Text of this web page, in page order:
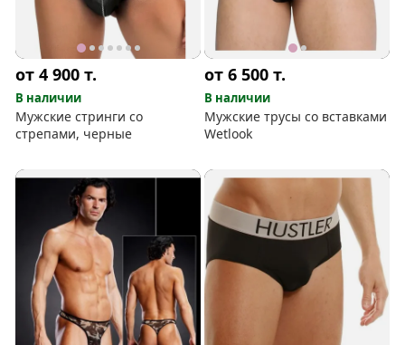
от 4 900т.
В наличии
Мужские стринги со
стрепами, черные
от 6 500т.
В наличии
Мужские трусы со вставками
Wetlook